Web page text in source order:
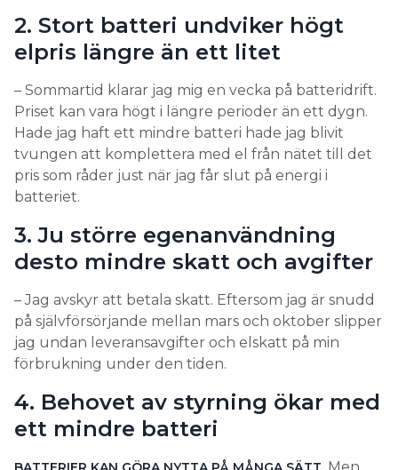
– Om hembatteriet ska driva värmesystem,
diskmaskin, tvättmaskin, spis och ladda en elbil
betyder det troligen att en stor andel av både
energi- och effektbehov används på kanske tre
timmar och att resten lite hårdraget smetas ut över
resten av dygnets 21 timmar.
Finns det ett stup där
degraderingen av batteriet går
– Batterier är inte en enhetlig produkt. Generellt
sett får man förhålla sig till att det ska hålla ett visst
antal cykler som man genom försiktig användning
kan förlänga. Men det finns också en kemisk
degradering. Batteriet åldras genom att bara finnas
till.
Hårdare slitage när batteriets
lagringskapacitet sjunker
pris som råder just när jag får slut på energi i
batteriet.
3. Ju större egenanvändning
desto mindre skatt och avgifter
– Jag avskyr att betala skatt. Eftersom jag är snudd
på självförsörjande mellan mars och oktober slipper
jag undan leveransavgifter och elskatt på min
4. Behovet av styrning ökar med
BATTERIER KAN GÖRA NYTTA PÅ MÅNGA SÄTT. Men
med mindre kapacitet blir det viktigare att det
utnyttjas optimalt. Varje dag ska batteriet ladda till
mest pengar. Ett större batteri kan klara av flera
nyttor. Med många parametrar att hålla reda på